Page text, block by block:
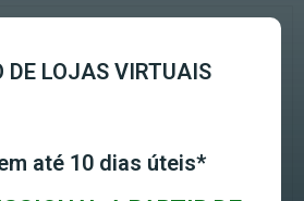
DE LOJAS VIRTUAIS
até 10 dias úteis*